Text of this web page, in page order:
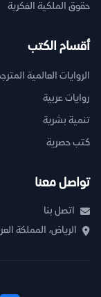
حقوق الملكية الفكرية
أقسام الكتب
الروايات العالمية
روايات عربية
تنمية بشرية
كتب حصرية
تواصل معنا
اتصل بنا
الرياض، المملكة